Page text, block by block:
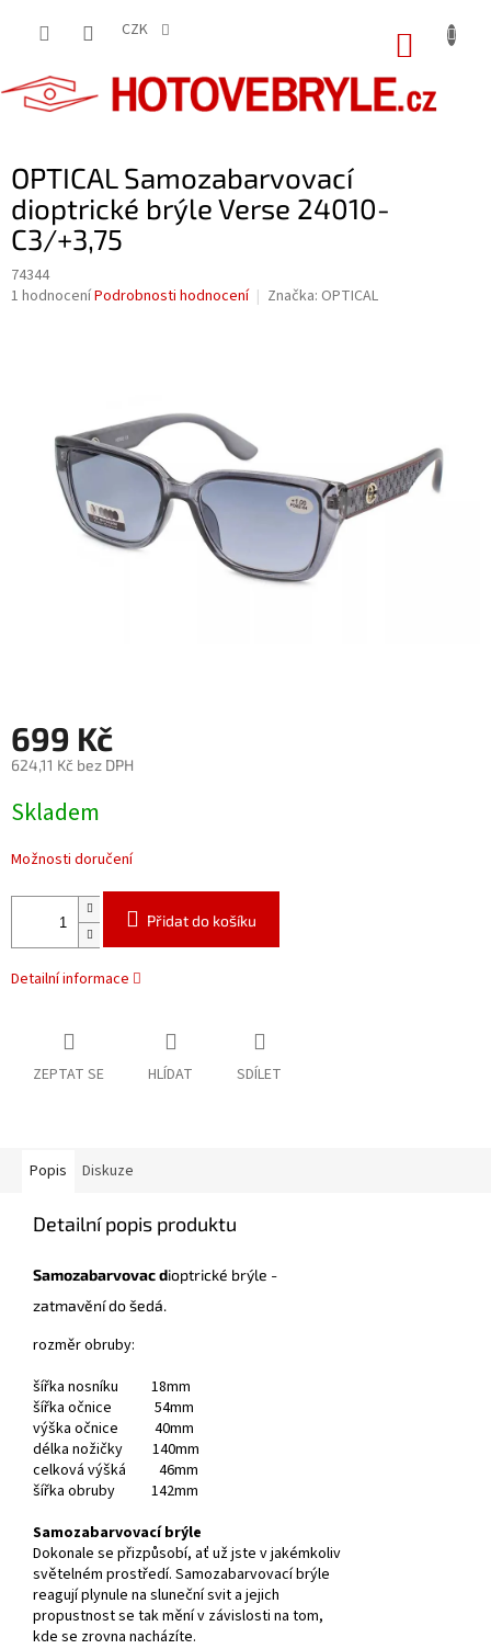
CZK
OPTICAL Samozabarvovací
dioptrické brýle Verse 24010-
C3/+3,75
74344
Průměrné
hvězdiček.
1 hodnoceníPodrobnosti hodnocení Značka: OPTICAL
699 Kč
624,11 Kč bez DPH
cena:
Skladem
Možnosti doručení
Přidat do košíku
Detailní informace
ZEPTAT SE HLÍDAT SDÍLET
Popis Diskuze
Detailní popis produktu
Samozabarvovac dioptrické brýle -
zatmavění do šedá.
rozměr obruby:
šířka nosníku 18mm
šířka očnice 54mm
výška očnice 40mm
délka nožičky 140mm
celková výšká 46mm
šířka obruby 142mm
Samozabarvovací brýle
Dokonale se přizpůsobí, ať už jste v jakémkoliv
světelném prostředí. Samozabarvovací brýle
reagují plynule na sluneční svit a jejich
propustnost se tak mění v závislosti na tom,
kde se zrovna nacházíte.